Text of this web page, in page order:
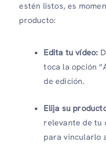
estén listos, es
producto:
Edita tu vídeo:
toca la opción
de edición.
Elija su
relevante de tu
para vincularlo